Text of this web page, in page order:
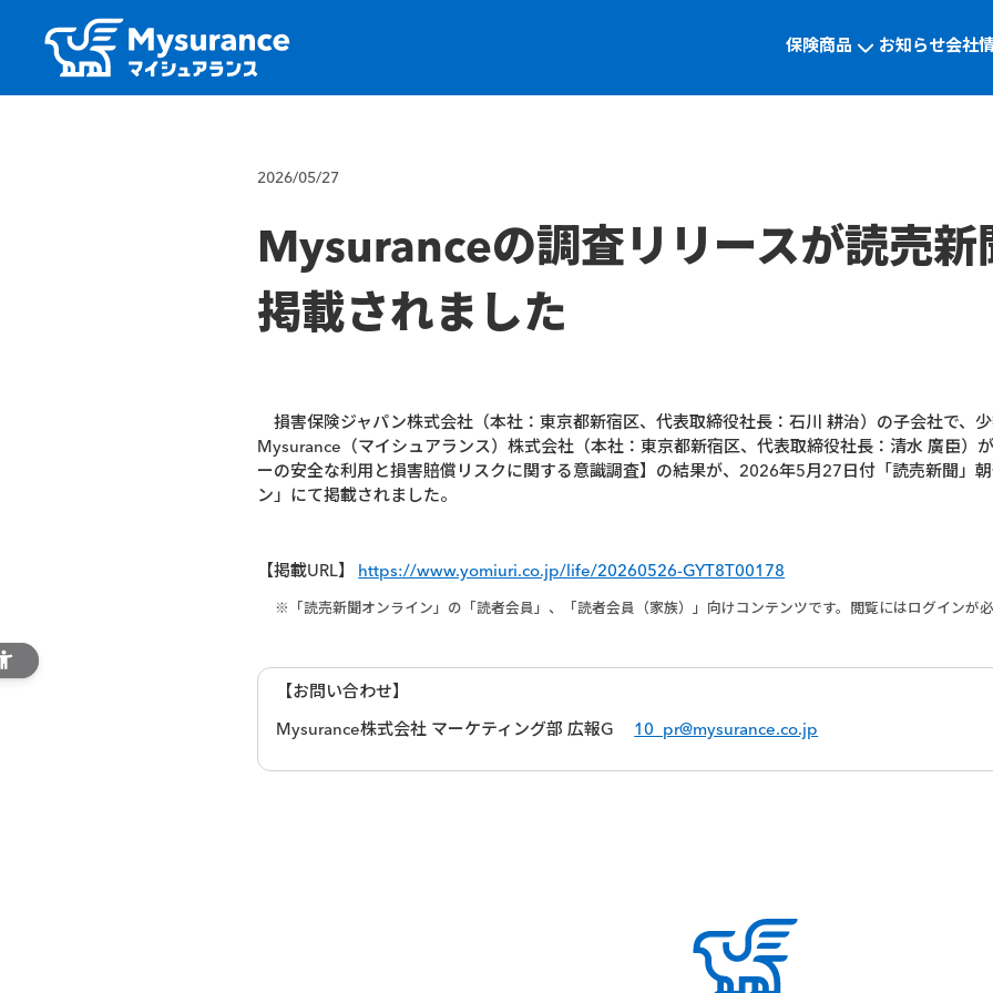
保険商品 お知らせ会社
2026/05/27
Mysuranceの調査リリースが読売新
掲載されました
損害保険ジャパン株式会社（本社：東京都新宿区、代表取締役社長：石川 耕治）の子会社で、
Mysurance（マイシュアランス）株式会社（本社：東京都新宿区、代表取締役社長：清水 廣臣）
ーの安全な利用と損害賠償リスクに関する意識調査】の結果が、2026年5月27日付「読売新聞」
ン」にて掲載されました。
【掲載URL】 https://www.yomiuri.co.jp/life/20260526-GYT8T00178
※「読売新聞オンライン」の「読者会員」、「読者会員（家族）」向けコンテンツです。閲覧にはログインが必
【お問い合わせ】
Mysurance株式会社 マーケティング部 広報G 10_pr@mysurance.co.jp